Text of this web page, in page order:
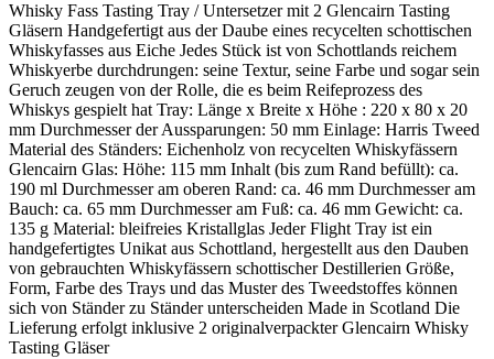
Whisky Fass Tasting Tray / Untersetzer mit 2 Glencairn Tasting
Gläsern Handgefertigt aus der Daube eines recycelten schottischen
Whiskyfasses aus Eiche Jedes Stück ist von Schottlands reichem
Whiskyerbe durchdrungen: seine Textur, seine Farbe und sogar sein
Geruch zeugen von der Rolle, die es beim Reifeprozess des
Whiskys gespielt hat Tray: Länge x Breite x Höhe : 220 x 80 x 20
mm Durchmesser der Aussparungen: 50 mm Einlage: Harris Tweed
Material des Ständers: Eichenholz von recycelten Whiskyfässern
Glencairn Glas: Höhe: 115 mm Inhalt (bis zum Rand befüllt): ca.
190 ml Durchmesser am oberen Rand: ca. 46 mm Durchmesser am
Bauch: ca. 65 mm Durchmesser am Fuß: ca. 46 mm Gewicht: ca.
135 g Material: bleifreies Kristallglas Jeder Flight Tray ist ein
handgefertigtes Unikat aus Schottland, hergestellt aus den Dauben
von gebrauchten Whiskyfässern schottischer Destillerien Größe,
Form, Farbe des Trays und das Muster des Tweedstoffes können
sich von Ständer zu Ständer unterscheiden Made in Scotland Die
Lieferung erfolgt inklusive 2 originalverpackter Glencairn Whisky
Tasting Gläser